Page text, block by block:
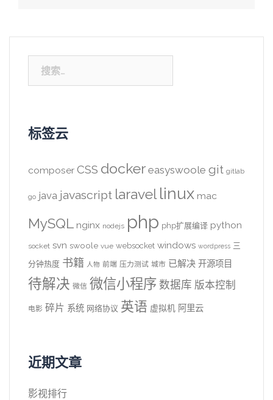
索：
标签云
composer CSS docker easyswoole git gitlab
go java javascript laravel linux mac
MySQL nginx nodejs php php扩展编译 python
socket svn swoole vue websocket windows wordpress 三
分钟热度 书籍 人物 前端 压力测试 城市 已解决 开源项目
待解决 微信 微信小程序 数据库 版本控制
电影 碎片 系统 网络协议 英语 虚拟机 阿里云
近期文章
影视排行